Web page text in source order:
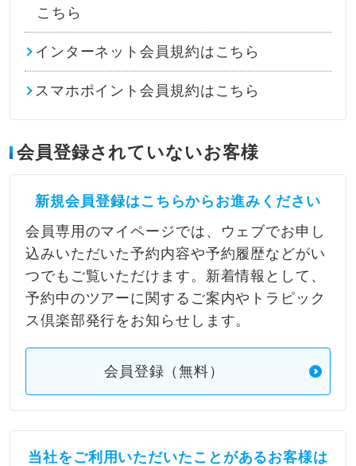
こちら
インターネット会員規約はこちら
スマホポイント会員規約はこちら
会員登録されていないお客様
新規会員登録はこちらからお進みください
会員専用のマイページでは、ウェブでお申し
込みいただいた予約内容や予約履歴などがい
つでもご覧いただけます。新着情報として、
予約中のツアーに関するご案内やトラピック
ス倶楽部発行をお知らせします。
会員登録（無料）
当社をご利用いただいたことがあるお客様は